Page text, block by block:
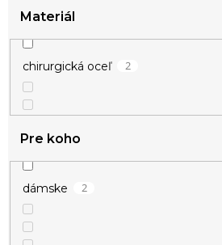
Materiál
chirurgická oceľ 2
Pre koho
dámske 2